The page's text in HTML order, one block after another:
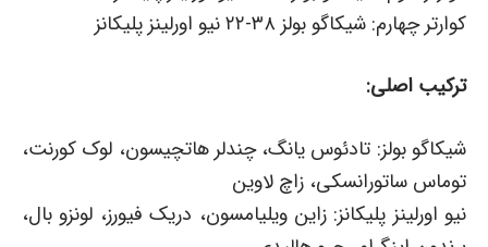
کوارتر چهارم: شیکاگو بولز ۳۸-۲۲ نیو اورلینز پلیکانز
ترکیب اصلی:
شیکاگو بولز: تادئوس یانگ، چندلر هاتچیسون، لوک کورنت،
توماس ساتورانسکی، زاچ لاوین
نیو اورلینز پلیکانز: زاین ویلیامسون، دریک فیورز، لونزو بال،